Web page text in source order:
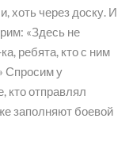
хоть через доску. И
«Здесь не
ребята, кто с ним
Спросим у
кто отправлял
заполняют боевой